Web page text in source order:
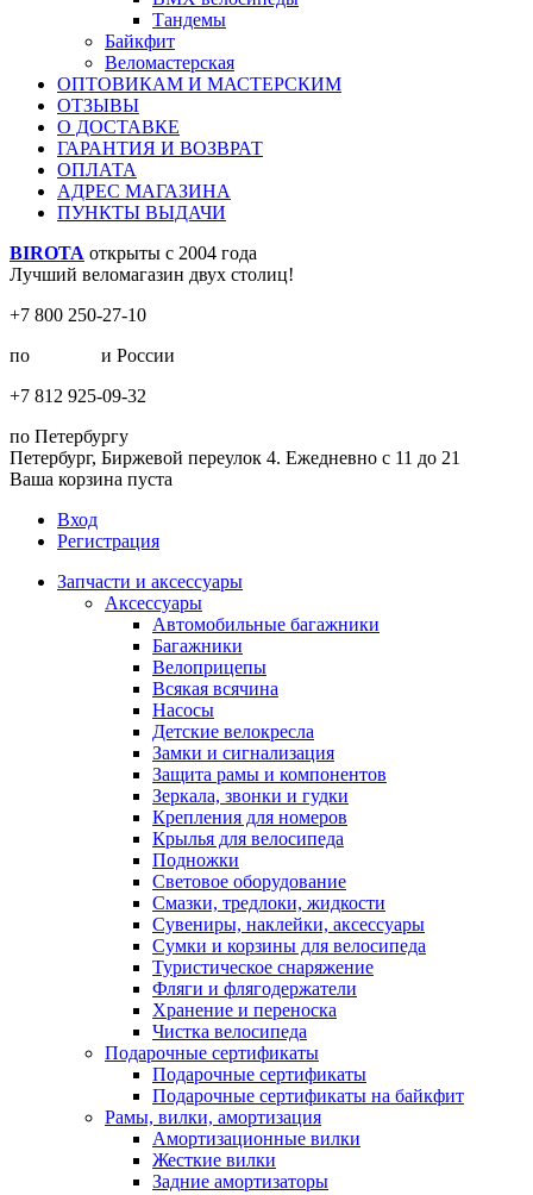
Тандемы
Байкфит
Веломастерская
ОПТОВИКАМ И МАСТЕРСКИМ
ОТЗЫВЫ
О ДОСТАВКЕ
ГАРАНТИЯ И ВОЗВРАТ
ОПЛАТА
АДРЕС МАГАЗИНА
ПУНКТЫ ВЫДАЧИ
BIROTA открыты с 2004 года
Лучший веломагазин двух столиц!
+7 800 250-27-10
по
и России
+7 812 925-09-32
по Петербургу
Петербург, Биржевой переулок 4. Ежедневно с 11 до 21
Ваша корзина пуста
Вход
Регистрация
Запчасти и аксессуары
Аксессуары
Автомобильные багажники
Багажники
Велоприцепы
Всякая всячина
Насосы
Детские велокресла
Замки и сигнализация
Защита рамы и компонентов
Зеркала, звонки и гудки
Крепления для номеров
Крылья для велосипеда
Подножки
Световое оборудование
Смазки, тредлоки, жидкости
Сувениры, наклейки, аксессуары
Сумки и корзины для велосипеда
Туристическое снаряжение
Фляги и флягодержатели
Хранение и переноска
Чистка велосипеда
Подарочные сертификаты
Подарочные сертификаты
Подарочные сертификаты на байкфит
Рамы, вилки, амортизация
Амортизационные вилки
Жесткие вилки
Задние амортизаторы